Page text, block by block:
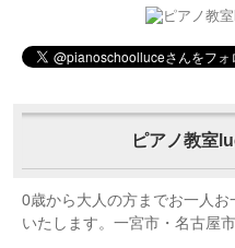
ピアノ教室
0歳から大人の方までお一人
いたします。一宮市・名古屋